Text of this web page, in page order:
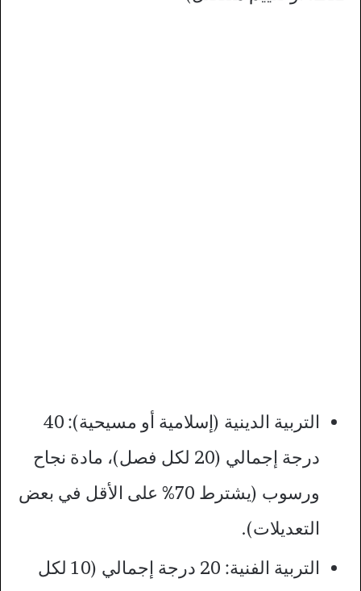
التربية الدينية (إسلامية أو مسيحية): 40
درجة إجمالي (20 لكل فصل)، مادة نجاح
ورسوب (يشترط 70% على الأقل في بعض
التعديلات).
التربية الفنية: 20 درجة إجمالي (10 لكل